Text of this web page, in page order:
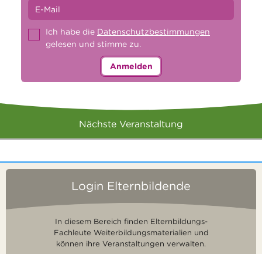
Ich habe die Datenschutzbestimmungen
gelesen und stimme zu.
Anmelden
Nächste Veranstaltung
Login Elternbildende
In diesem Bereich finden Elternbildungs-
Fachleute Weiterbildungsmaterialien und
können ihre Veranstaltungen verwalten.